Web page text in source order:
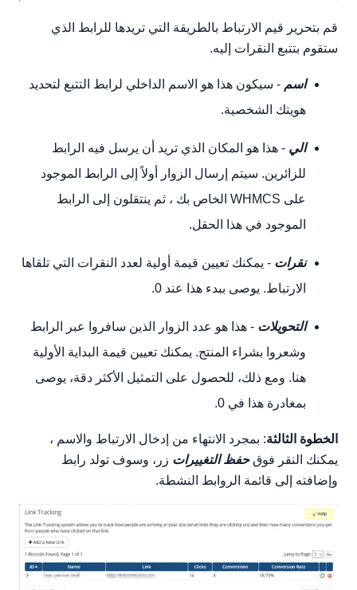
قم بتحرير قيم الارتباط بالطريقة التي تريدها للرابط الذي
ستقوم بتتبع النقرات إليه.
اسم - سيكون هذا هو الاسم الداخلي لرابط التتبع لتحديد
هويتك الشخصية.
الي - هذا هو المكان الذي تريد أن يرسل فيه الرابط
للزائرين. سيتم إرسال الزوار أولاً إلى الرابط الموجود
على WHMCS الخاص بك ، ثم ينتقلون إلى الرابط
الموجود في هذا الحقل.
نقرات - يمكنك تعيين قيمة أولية لعدد النقرات التي تلقاها
الارتباط. يوصى ببدء هذا عند 0.
التحويلات - هذا هو عدد الزوار الذين سافروا عبر الرابط
وشعروا بشراء المنتج. يمكنك تعيين قيمة البداية الأولية
هنا. ومع ذلك، للحصول على التمثيل الأكثر دقة، يوصى
بمغادرة هذا في 0.
الخطوة الثالثة: بمجرد الانتهاء من إدخال الارتباط والاسم ،
يمكنك النقر فوقحفظ التغييرات زر، وسوف تولد رابط
وإضافته إلى قائمة الروابط النشطة.